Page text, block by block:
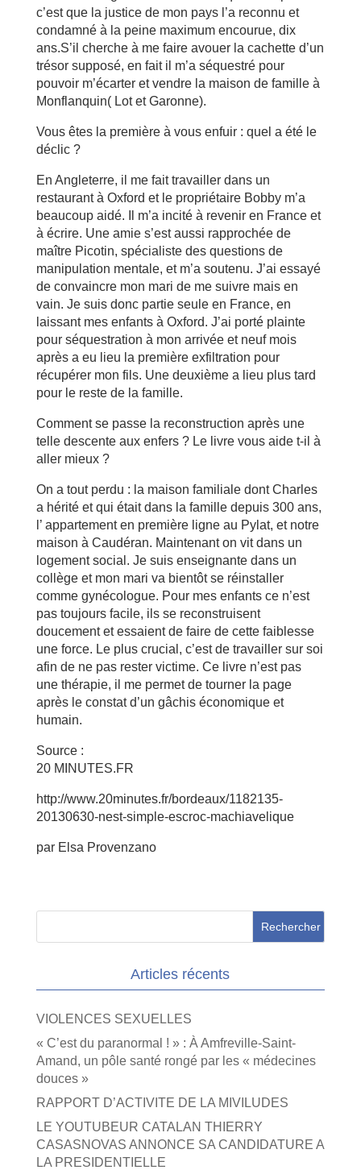
c’est que la justice de mon pays l’a reconnu et
condamné à la peine maximum encourue, dix
ans.S’il cherche à me faire avouer la cachette d’un
trésor supposé, en fait il m’a séquestré pour
pouvoir m’écarter et vendre la maison de famille à
Monflanquin( Lot et Garonne).
Vous êtes la première à vous enfuir : quel a été le
déclic ?
En Angleterre, il me fait travailler dans un
restaurant à Oxford et le propriétaire Bobby m’a
beaucoup aidé. Il m’a incité à revenir en France et
à écrire. Une amie s’est aussi rapprochée de
maître Picotin, spécialiste des questions de
manipulation mentale, et m’a soutenu. J’ai essayé
de convaincre mon mari de me suivre mais en
vain. Je suis donc partie seule en France, en
laissant mes enfants à Oxford. J’ai porté plainte
pour séquestration à mon arrivée et neuf mois
après a eu lieu la première exfiltration pour
récupérer mon fils. Une deuxième a lieu plus tard
pour le reste de la famille.
Comment se passe la reconstruction après une
telle descente aux enfers ? Le livre vous aide t-il à
aller mieux ?
On a tout perdu : la maison familiale dont Charles
a hérité et qui était dans la famille depuis 300 ans,
l’ appartement en première ligne au Pylat, et notre
maison à Caudéran. Maintenant on vit dans un
logement social. Je suis enseignante dans un
collège et mon mari va bientôt se réinstaller
comme gynécologue. Pour mes enfants ce n’est
pas toujours facile, ils se reconstruisent
doucement et essaient de faire de cette faiblesse
une force. Le plus crucial, c’est de travailler sur soi
afin de ne pas rester victime. Ce livre n’est pas
une thérapie, il me permet de tourner la page
après le constat d’un gâchis économique et
humain.
Source :
20 MINUTES.FR
http://www.20minutes.fr/bordeaux/1182135-
20130630-nest-simple-escroc-machiavelique
par Elsa Provenzano
Articles récents
VIOLENCES SEXUELLES
« C’est du paranormal ! » : À Amfreville-Saint-
Amand, un pôle santé rongé par les « médecines
douces »
RAPPORT D’ACTIVITE DE LA MIVILUDES
LE YOUTUBEUR CATALAN THIERRY
CASASNOVAS ANNONCE SA CANDIDATURE A
LA PRESIDENTIELLE